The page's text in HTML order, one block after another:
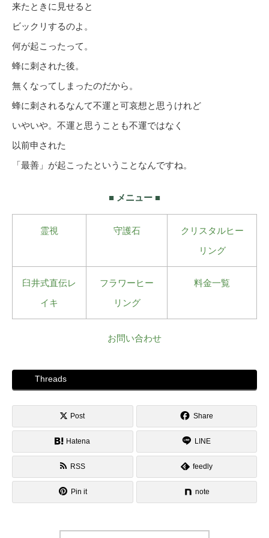
来たときに見せると
ビックリするのよ。
何が起こったって。
蜂に刺された後。
無くなってしまったのだから。
蜂に刺されるなんて不運と可哀想と思うけれど
いやいや。不運と思うことも不運ではなく
以前申された
「最善」が起こったということなんですね。
■ メニュー ■
霊視 守護石
クリスタルヒー
リング
臼井式直伝レ
イキ
フラワーヒー
リング
料金一覧
お問い合わせ
Threads
Post Share
Hatena LINE
RSS feedly
Pin it note